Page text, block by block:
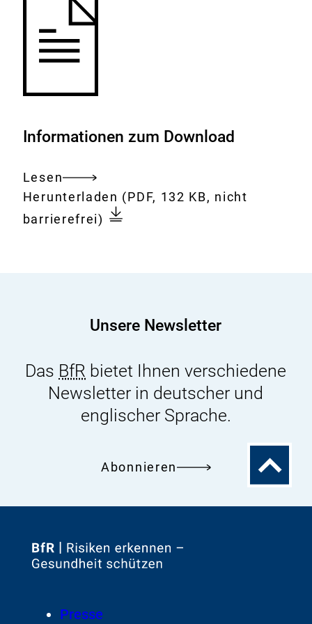
Informationen zum Download
Lesen
Gesamtes
Dokument
Download:
Herunterladen Zirkon
(PDF, 132 KB, nicht
barrierefrei)
Unsere Newsletter
Das BfR bietet Ihnen verschiedene
Newsletter in deutscher und
englischer Sprache.
Abonnieren
Zum
Zur
FooterPresse